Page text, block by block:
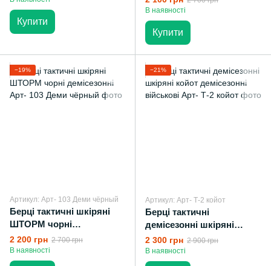
Купити
В наявності
Купити
−19%
Артикул: Арт- 103 Деми чёрный
Берці тактичні шкіряні
ШТОРМ чорні
демісезонні
2 200 грн 2 700 грн
В наявності
−21%
Артикул: Арт- Т-2 койот
Берці тактичні
демісезонні шкіряні
койот демісезонні
військові
2 300 грн 2 900 грн
В наявності